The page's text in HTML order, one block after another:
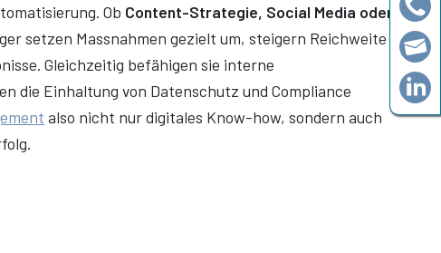
Ob Content-Strategie, Social Media oder
setzen Massnahmen gezielt um, steigern Reichweite
Gleichzeitig befähigen sie interne
die Einhaltung von Datenschutz und Compliance
also nicht nur digitales Know-how, sondern auch